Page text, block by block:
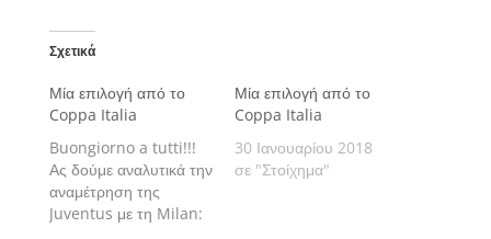
Σχετικά
Μία επιλογή από το
Coppa Italia
Buongiorno a tutti!!!
Ας δούμε αναλυτικά την
αναμέτρηση της
Juventus με τη Milan:
Μία επιλογή από το
Coppa Italia
30 Ιανουαρίου 2018
σε "Στοίχημα"